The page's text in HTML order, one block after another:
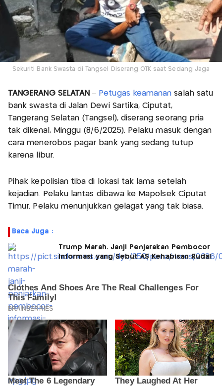
Sekuriti Bank Swasta di Tangsel Diserang OTK saat Sedang Jaga
TANGERANG SELATAN –Petugas keamanansalah satu
bank swasta di Jalan Dewi Sartika, Ciputat,
Tangerang Selatan (Tangsel), diserang seorang pria
tak dikenal, Minggu (8/6/2025). Pelaku masuk dengan
cara menerobos pagar bank yang sedang tutup
karena libur.
Pihak kepolisian tiba di lokasi tak lama setelah
kejadian. Pelaku lantas dibawa ke Mapolsek Ciputat
Timur. Pelaku menunjukkan gelagat yang tak biasa.
Baca Juga :
Trump Marah, Janji Penjarakan Pembocor
Informasi yang Sebut AS Kehabisan Rudal